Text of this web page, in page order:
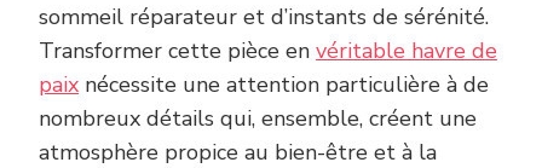
sommeil réparateur et d’instants de sérénité.
Transformer cette pièce en véritable havre de
paix nécessite une attention particulière à de
nombreux détails qui, ensemble, créent une
atmosphère propice au bien-être et à la